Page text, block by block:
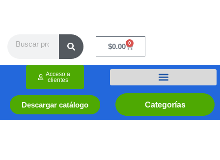
$0.00 0
Cart
Categorías
Descargar catálogo
Acceso a
clientes